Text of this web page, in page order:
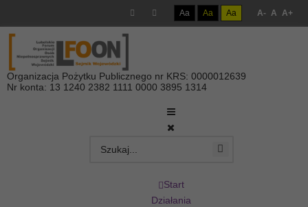
Aa Aa Aa A- A A+
Organizacja Pożytku Publicznego nr KRS: 0000012639
Nr konta: 13 1240 2382 1111 0000 3895 1314
Start
Działania